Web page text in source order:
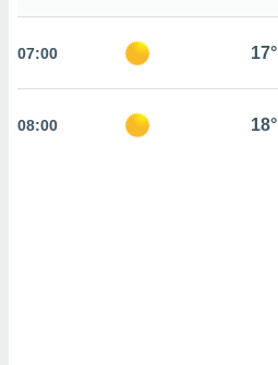
perfil
y
en
07:00 17°
08:00 18°